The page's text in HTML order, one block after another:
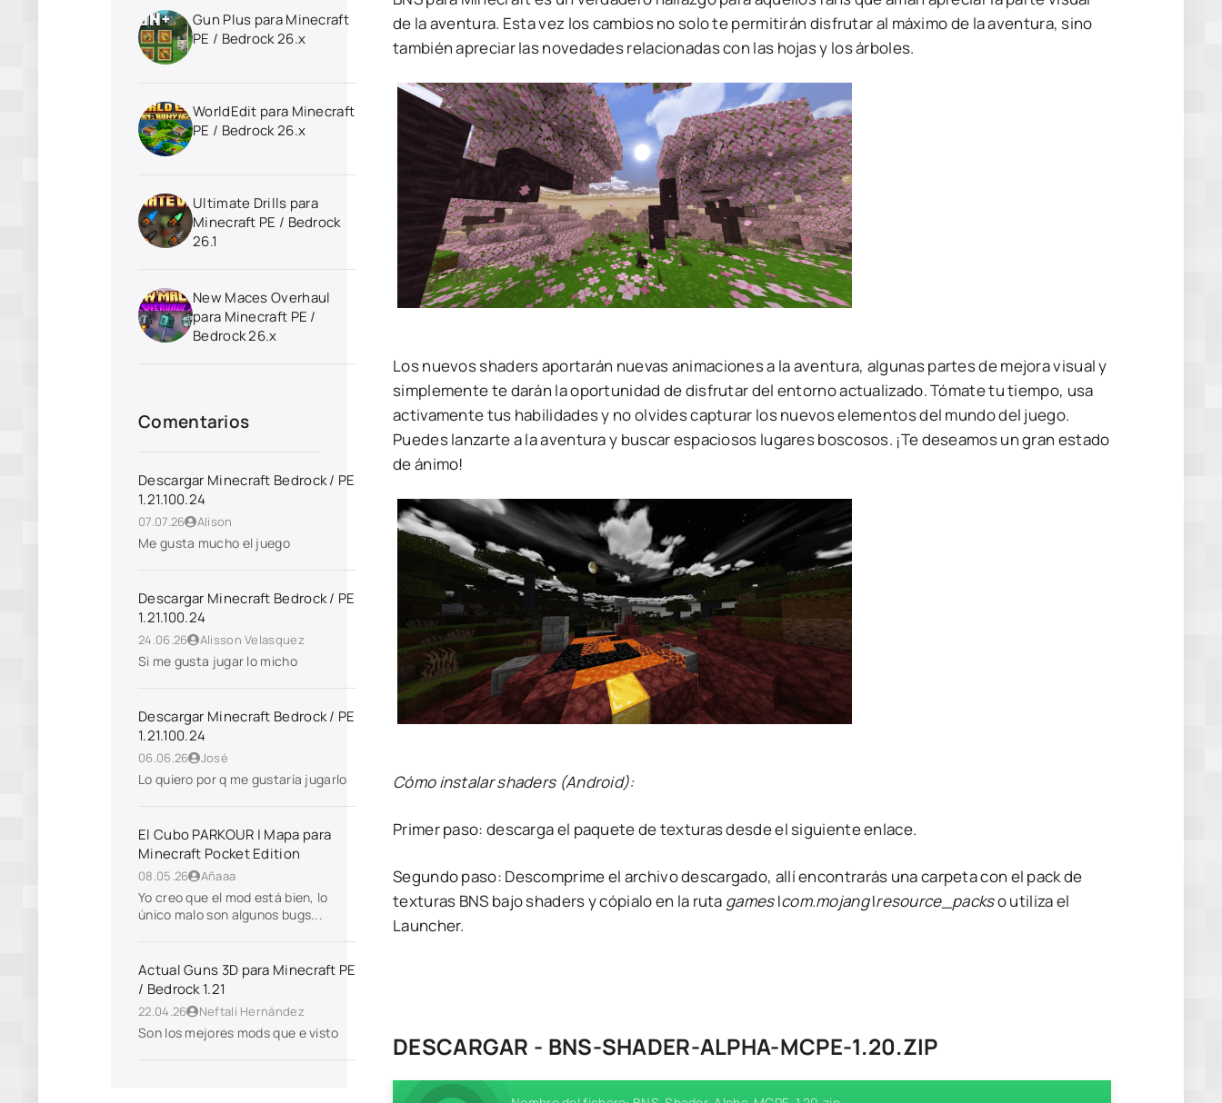
de la aventura. Esta vez los cambios no solo te permitirán disfrutar al máximo de la aventura, sino
también apreciar las novedades relacionadas con las hojas y los árboles.
Los nuevos shaders aportarán nuevas animaciones a la aventura, algunas partes de mejora visual y
simplemente te darán la oportunidad de disfrutar del entorno actualizado. Tómate tu tiempo, usa
activamente tus habilidades y no olvides capturar los nuevos elementos del mundo del juego.
Puedes lanzarte a la aventura y buscar espaciosos lugares boscosos. ¡Te deseamos un gran estado
de ánimo!
Cómo instalar shaders (Android):
Primer paso: descarga el paquete de texturas desde el siguiente enlace.
Segundo paso: Descomprime el archivo descargado, allí encontrarás una carpeta con el pack de
texturas BNS bajo shaders y cópialo en la ruta games\com.mojang\resource_packso utiliza el
Launcher.
DESCARGAR - BNS-SHADER-ALPHA-MCPE-1.20.ZIP
Gun Plus para Minecraft
PE / Bedrock 26.x
WorldEdit para Minecraft
PE / Bedrock 26.x
Ultimate Drills para
Minecraft PE / Bedrock
26.1
New Maces Overhaul
para Minecraft PE /
Bedrock 26.x
Comentarios
Descargar Minecraft Bedrock / PE
1.21.100.24
07.07.26 Alison
Me gusta mucho el juego
Descargar Minecraft Bedrock / PE
1.21.100.24
24.06.26 Alisson Velasquez
Si me gusta jugar lo micho
Descargar Minecraft Bedrock / PE
1.21.100.24
06.06.26 José
Lo quiero por q me gustaría jugarlo
El Cubo PARKOUR | Mapa para
Minecraft Pocket Edition
08.05.26 Añaaa
Yo creo que el mod está bien, lo
único malo son algunos bugs...
Actual Guns 3D para Minecraft PE
/ Bedrock 1.21
22.04.26 Neftali Hernández
Son los mejores mods que e visto